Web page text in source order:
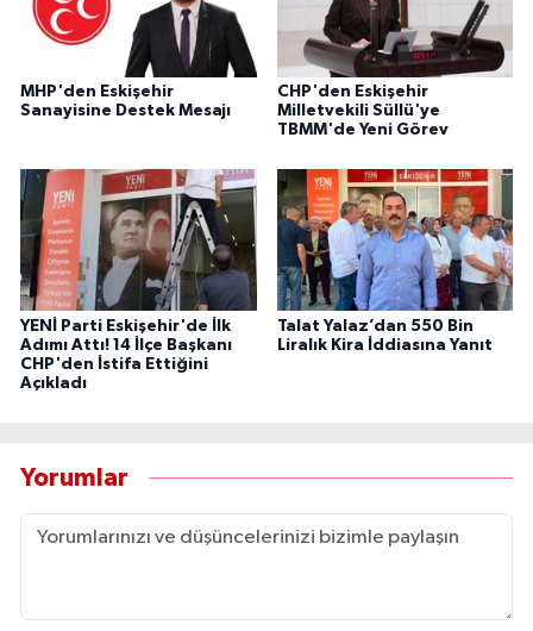
MHP'den Eskişehir
Sanayisine Destek Mesajı
CHP'den Eskişehir
Milletvekili Süllü'ye
TBMM'de Yeni Görev
YENİ Parti Eskişehir'de İlk
Adımı Attı! 14 İlçe Başkanı
CHP'den İstifa Ettiğini
Açıkladı
Talat Yalaz’dan 550 Bin
Liralık Kira İddiasına Yanıt
Yorumlar